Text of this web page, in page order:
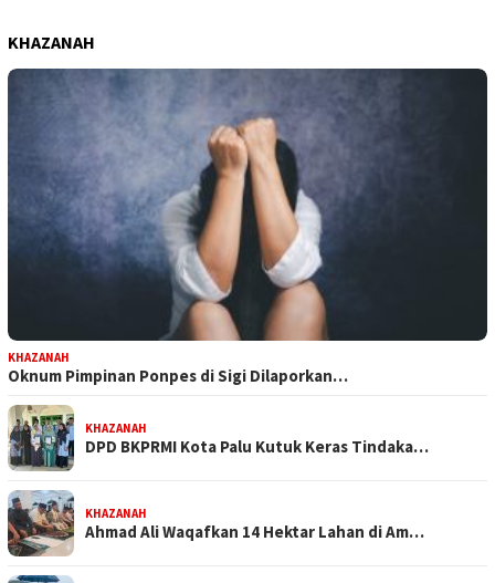
KHAZANAH
KHAZANAH
Oknum Pimpinan Ponpes di Sigi Dilaporkan…
KHAZANAH
DPD BKPRMI Kota Palu Kutuk Keras Tindaka…
KHAZANAH
Ahmad Ali Waqafkan 14 Hektar Lahan di Am…